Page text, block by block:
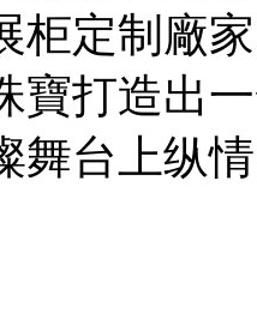
柜定制廠
寶打造出
舞台上纵